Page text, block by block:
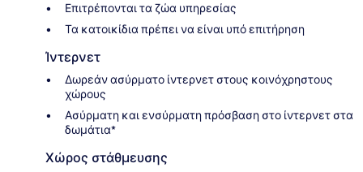
Επιτρέπονται τα ζώα υπηρεσίας
Τα κατοικίδια πρέπει να είναι υπό επιτήρηση
Ίντερνετ
Δωρεάν ασύρματο ίντερνετ στους κοινόχρηστους
χώρους
Ασύρματη και ενσύρματη πρόσβαση στο ίντερνετ στα
δωμάτια*
Χώρος στάθμευσης